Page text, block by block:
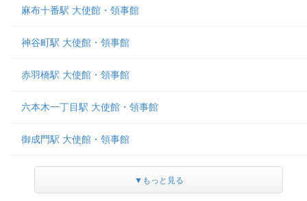
麻布十番駅 大使館・領事館
神谷町駅 大使館・領事館
赤羽橋駅 大使館・領事館
六本木一丁目駅 大使館・領事館
御成門駅 大使館・領事館
▼もっと見る